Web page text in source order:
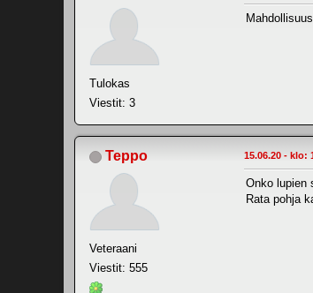
Tulokas
Viestit: 3
Teppo
Veteraani
Viestit: 555
15.06.20 - klo:
Onko lupien
Rata pohja